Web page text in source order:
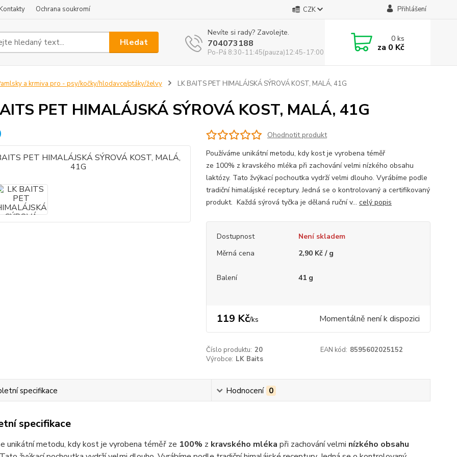
Ochrana soukromí CZK Přihlášení
Hledat
Nevíte si rady? Zavolejte.
704073188
Po-Pá 8:30-11:45(pauza)12:45-17:00
0ks
za 0 Kč
a krmiva pro - psy/kočky/hlodavce/ptáky/želvy LK BAITS PET HIMALÁJSKÁ SÝROVÁ KOST, MALÁ, 41G
PET HIMALÁJSKÁ SÝROVÁ KOST, MALÁ, 41G
Ohodnotit produkt
Používáme unikátní metodu, kdy kost je vyrobena téměř
ze 100% z kravského mléka při zachování velmi nízkého obsahu
laktózy. Tato žvýkací pochoutka vydrží velmi dlouho. Vyrábíme podle
tradiční himalájské receptury. Jedná se o kontrolovaný a certifikovaný
produkt. Každá sýrová tyčka je dělaná ruční v... celý popis
Dostupnost
Není skladem
Měrná cena
2,90 Kč / g
Balení 41 g
119 Kč/ks Momentálně není k dispozici
Číslo produktu: 20 EAN kód: 8595602025152
Výrobce: LK Baits
specifikace Hodnocení 0
specifikace
unikátní metodu, kdy kost je vyrobena téměř ze 100% z kravského mléka při zachování velmi nízkého obsahu